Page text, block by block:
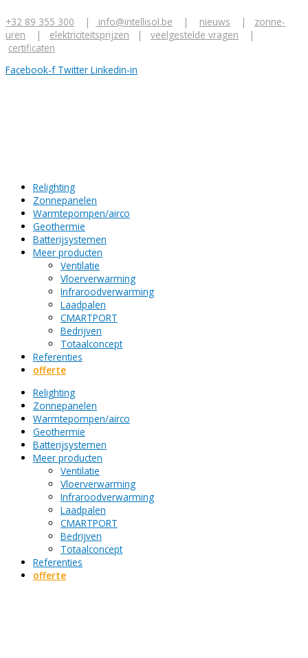
naar
de
inhoud
+32 89 355 300 | info@intellisol.be | nieuws | zonne-
uren | elektriciteitsprijzen | veelgestelde vragen |
certificaten
Facebook-f Twitter Linkedin-in
Relighting
Zonnepanelen
Warmtepompen/airco
Geothermie
Batterijsystemen
Meer producten
Ventilatie
Vloerverwarming
Infraroodverwarming
Laadpalen
CMARTPORT
Bedrijven
Totaalconcept
Referenties
offerte
Relighting
Zonnepanelen
Warmtepompen/airco
Geothermie
Batterijsystemen
Meer producten
Ventilatie
Vloerverwarming
Infraroodverwarming
Laadpalen
CMARTPORT
Bedrijven
Totaalconcept
Referenties
offerte
o
e